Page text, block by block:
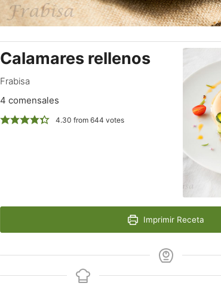
Calamares rellenos
Frabisa
4 comensales
4.30 from 644 votes
Imprimir Receta